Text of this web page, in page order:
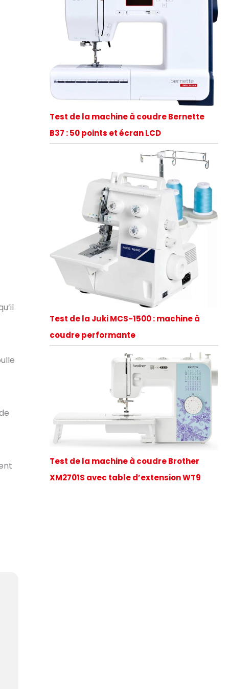
Test de la machine à coudre Bernette
B37 : 50 points et écran LCD
Test de la Juki MCS-1500 : machine à
coudre performante
Test de la machine à coudre Brother
XM2701S avec table d’extension WT9